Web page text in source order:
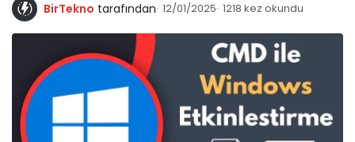
BirTekno tarafından 12/01/2025 1218 kez okundu